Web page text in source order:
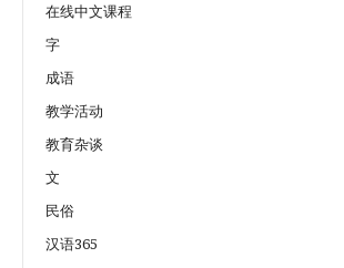
在线中文课程
字
成语
教学活动
教育杂谈
文
民俗
汉语365